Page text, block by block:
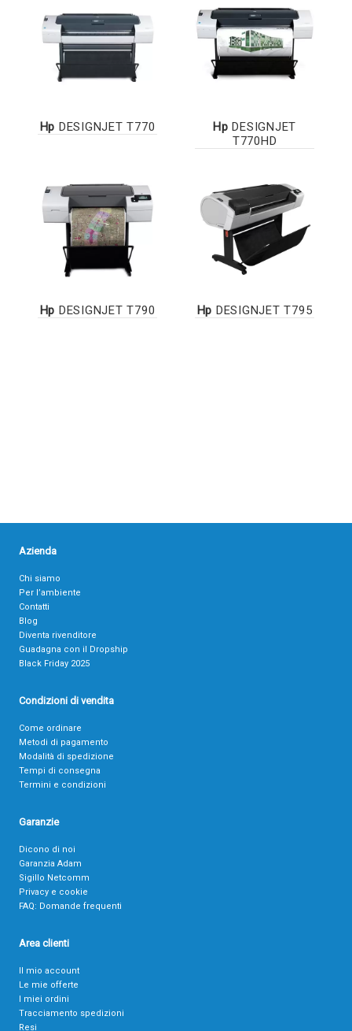
Hp DESIGNJET T770 Hp DESIGNJET
T770HD
Hp DESIGNJET T790 Hp DESIGNJET T795
Azienda
Chi siamo
Per l’ambiente
Contatti
Blog
Diventa rivenditore
Guadagna con il Dropship
Black Friday 2025
Condizioni di vendita
Come ordinare
Metodi di pagamento
Modalità di spedizione
Tempi di consegna
Termini e condizioni
Garanzie
Dicono di noi
Garanzia Adam
Sigillo Netcomm
Privacy e cookie
FAQ: Domande frequenti
Area clienti
Il mio account
Le mie offerte
I miei ordini
Tracciamento spedizioni
Resi